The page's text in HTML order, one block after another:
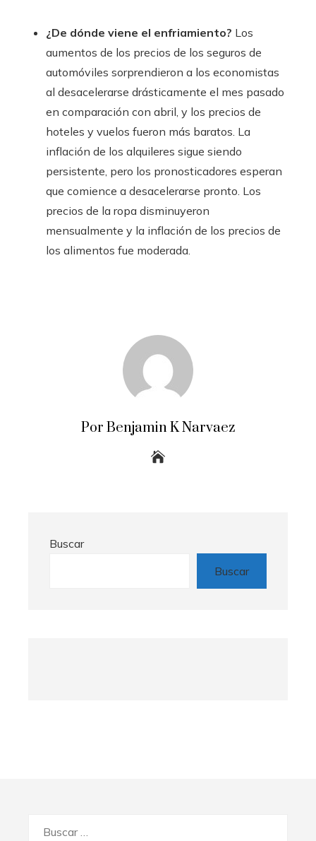
¿De dónde viene el enfriamiento? Los
aumentos de los precios de los seguros de
automóviles sorprendieron a los economistas
al desacelerarse drásticamente el mes pasado
en comparación con abril, y los precios de
hoteles y vuelos fueron más baratos. La
inflación de los alquileres sigue siendo
persistente, pero los pronosticadores esperan
que comience a desacelerarse pronto. Los
precios de la ropa disminuyeron
mensualmente y la inflación de los precios de
los alimentos fue moderada.
Por Benjamin K Narvaez
Buscar
Buscar